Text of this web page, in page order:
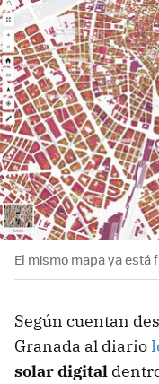
El mismo mapa ya está
Según cuentan
Granada al diario
solar digital